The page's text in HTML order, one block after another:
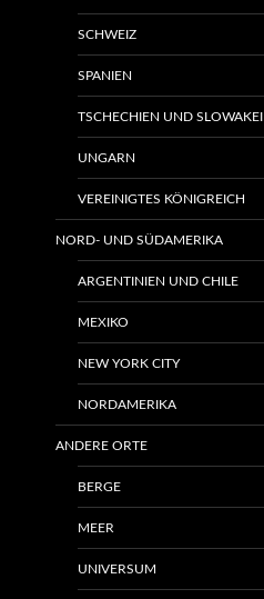
SCHWEIZ
SPANIEN
TSCHECHIEN UND SLOWAKEI
UNGARN
VEREINIGTES KÖNIGREICH
NORD- UND SÜDAMERIKA
ARGENTINIEN UND CHILE
MEXIKO
NEW YORK CITY
NORDAMERIKA
ANDERE ORTE
BERGE
MEER
UNIVERSUM